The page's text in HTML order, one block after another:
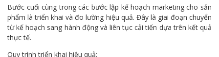
Bước cuối cùng trong các bước lập kế hoạch marketing cho sản
phẩm là triển khai và đo lường hiệu quả. Đây là giai đoạn chuyển
từ kế hoạch sang hành động và liên tục cải tiến dựa trên kết quả
thực tế.
Quy trình triển khai hiệu quả: